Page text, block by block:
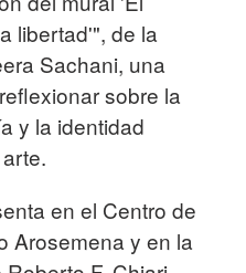
libertad'", de la
Sachani, una
sobre la
y la identidad
en el Centro de
Arosemena y en la